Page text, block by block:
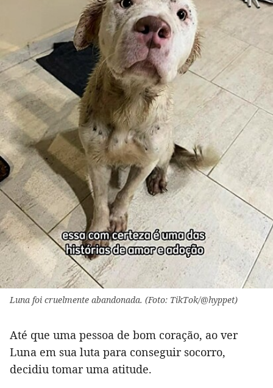
Luna foi cruelmente abandonada. (Foto: TikTok/@hyppet)
Até que uma pessoa de bom coração, ao ver
Luna em sua luta para conseguir socorro,
decidiu tomar uma atitude.